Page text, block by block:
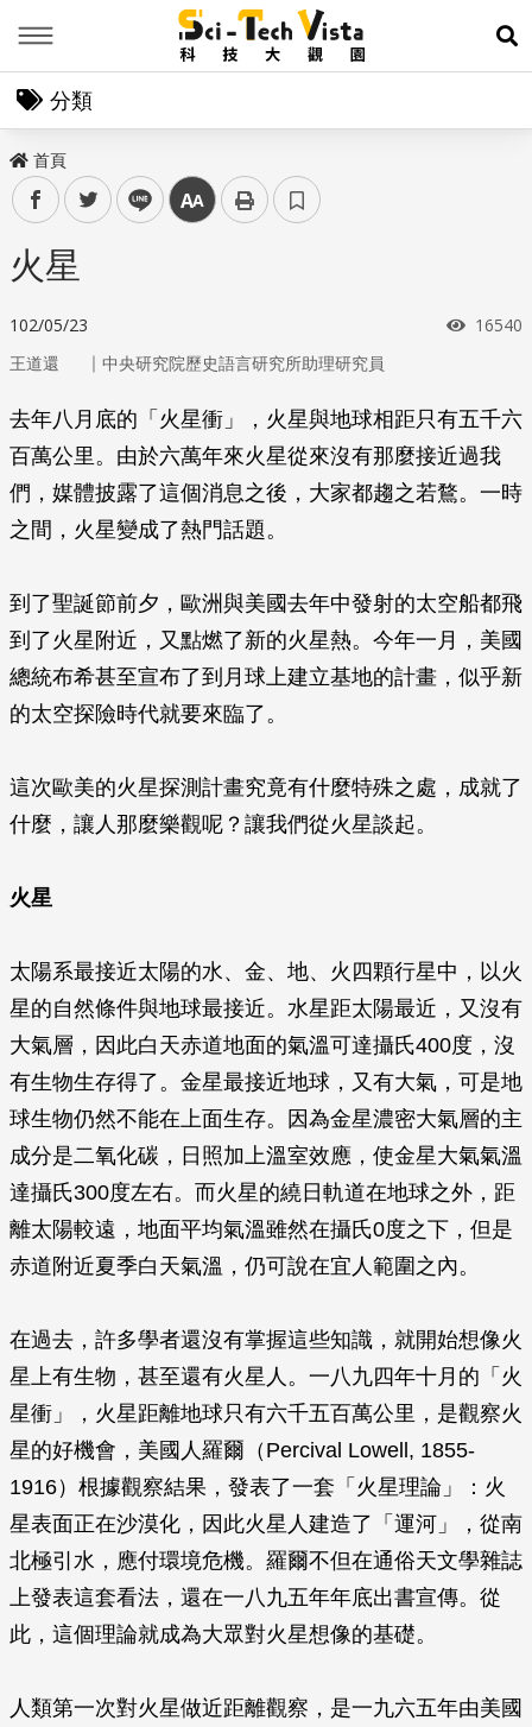
展
分類
首頁
facebooktwitter line 中
火星
102/05/23 瀏覽次
16540
王道還 ｜ 中央研究院歷史語言研究所助理研究員
去年八月底的「火星衝」，火星與地球相距只有五千六
百萬公里。由於六萬年來火星從來沒有那麼接近過我
們，媒體披露了這個消息之後，大家都趨之若鶩。一時
之間，火星變成了熱門話題。
到了聖誕節前夕，歐洲與美國去年中發射的太空船都飛
到了火星附近，又點燃了新的火星熱。今年一月，美國
總統布希甚至宣布了到月球上建立基地的計畫，似乎新
的太空探險時代就要來臨了。
這次歐美的火星探測計畫究竟有什麼特殊之處，成就了
什麼，讓人那麼樂觀呢？讓我們從火星談起。
火星
太陽系最接近太陽的水、金、地、火四顆行星中，以火
星的自然條件與地球最接近。水星距太陽最近，又沒有
大氣層，因此白天赤道地面的氣溫可達攝氏400度，沒
有生物生存得了。金星最接近地球，又有大氣，可是地
球生物仍然不能在上面生存。因為金星濃密大氣層的主
成分是二氧化碳，日照加上溫室效應，使金星大氣氣溫
達攝氏300度左右。而火星的繞日軌道在地球之外，距
離太陽較遠，地面平均氣溫雖然在攝氏0度之下，但是
赤道附近夏季白天氣溫，仍可說在宜人範圍之內。
在過去，許多學者還沒有掌握這些知識，就開始想像火
星上有生物，甚至還有火星人。一八九四年十月的「火
星衝」，火星距離地球只有六千五百萬公里，是觀察火
星的好機會，美國人羅爾（Percival Lowell, 1855-
1916）根據觀察結果，發表了一套「火星理論」：火
星表面正在沙漠化，因此火星人建造了「運河」，從南
北極引水，應付環境危機。羅爾不但在通俗天文學雜誌
上發表這套看法，還在一八九五年年底出書宣傳。從
此，這個理論就成為大眾對火星想像的基礎。
人類第一次對火星做近距離觀察，是一九六五年由美國